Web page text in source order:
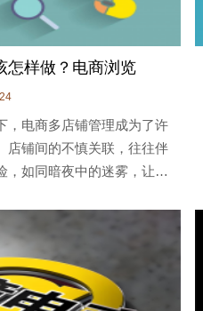
怎样做？电商浏览
，电商多店铺管理成为了许
店铺间的不慎关联，往往伴
，如同暗夜中的迷雾，让运
电商防